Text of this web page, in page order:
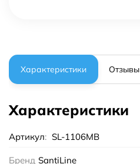
Характеристики Отзывы
Характеристики
Артикул: SL-1106MB
Бренд SantiLine